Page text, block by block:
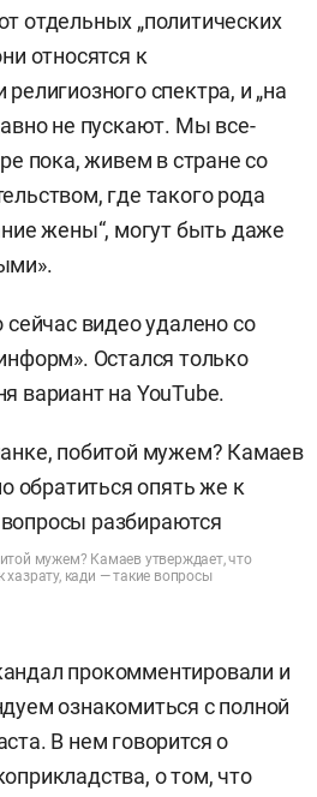
отдельных „политических
относятся к
спектра, и „на
не пускают. Мы все-
пока, живем в стране со
где такого рода
жены“, могут быть даже
сейчас видео удалено со
Остался только
вариант на YouTube.
мужем? Камаев утверждает, что
кади — такие вопросы
прокомментировали и
ознакомиться с полной
В нем говорится о
о том, что